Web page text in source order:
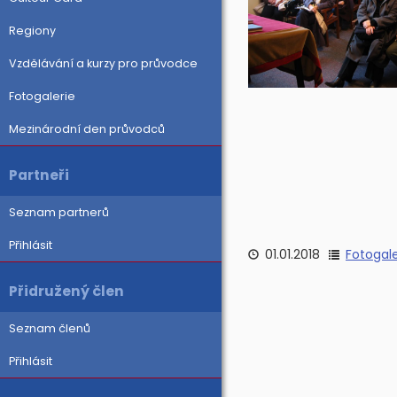
Regiony
Vzdělávání a kurzy pro průvodce
Fotogalerie
Mezinárodní den průvodců
Partneři
Seznam partnerů
Přihlásit
Přidružený člen
Seznam členů
Přihlásit
01.01.2018